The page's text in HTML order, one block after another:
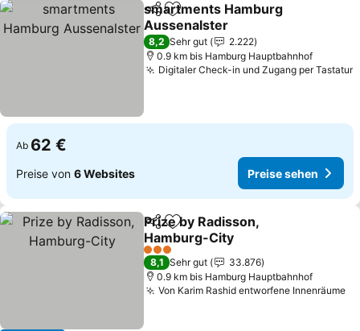
TeilenZu Favoriten hinzufügen
smartments Hamburg
Aussenalster
8,2 Sehr gut
2.222
0.9 km bis Hamburg Hauptbahnhof
Digitaler Check-in und Zugang per Tastatur
Ab 62 €
Preise von 6 Websites Preise sehen
TeilenZu Favoriten hinzufügen
Prize by Radisson,
Hamburg-City
3 Sterne
8,1 Sehr gut
33.876
0.9 km bis Hamburg Hauptbahnhof
Von Karim Rashid entworfene Innenräume